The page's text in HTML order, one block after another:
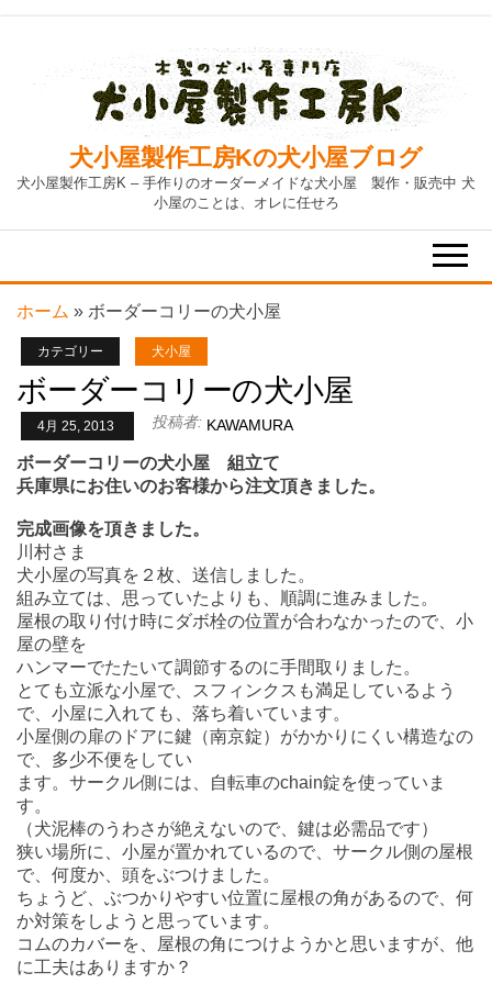
content
犬小屋製作工房Kの犬小屋ブログ
犬小屋製作工房K – 手作りのオーダーメイドな犬小屋 製作・販売中 犬
小屋のことは、オレに任せろ
ホーム » ボーダーコリーの犬小屋
カテゴリー 犬小屋
ボーダーコリーの犬小屋
4月 25, 2013 投稿者: KAWAMURA
ボーダーコリーの犬小屋 組立て
兵庫県にお住いのお客様から注文頂きました。
完成画像を頂きました。
川村さま
犬小屋の写真を２枚、送信しました。
組み立ては、思っていたよりも、順調に進みました。
屋根の取り付け時にダボ栓の位置が合わなかったので、小
屋の壁を
ハンマーでたたいて調節するのに手間取りました。
とても立派な小屋で、スフィンクスも満足しているよう
で、小屋に入れても、落ち着いています。
小屋側の扉のドアに鍵（南京錠）がかかりにくい構造なの
で、多少不便をしてい
ます。サークル側には、自転車のchain錠を使っていま
す。
（犬泥棒のうわさが絶えないので、鍵は必需品です）
狭い場所に、小屋が置かれているので、サークル側の屋根
で、何度か、頭をぶつけました。
ちょうど、ぶつかりやすい位置に屋根の角があるので、何
か対策をしようと思っています。
コムのカバーを、屋根の角につけようかと思いますが、他
に工夫はありますか？